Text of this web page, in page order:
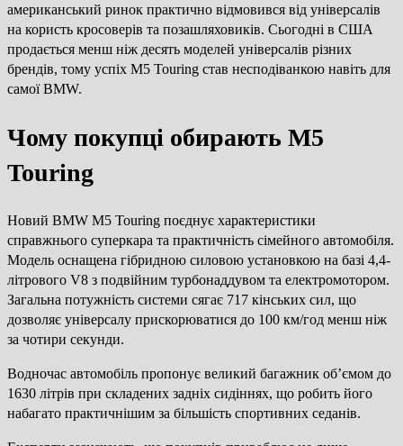
американський ринок практично відмовився від універсалів
на користь кросоверів та позашляховиків. Сьогодні в США
продається менш ніж десять моделей універсалів різних
брендів, тому успіх M5 Touring став несподіванкою навіть для
самої BMW.
Чому покупці обирають M5
Touring
Новий BMW M5 Touring поєднує характеристики
справжнього суперкара та практичність сімейного автомобіля.
Модель оснащена гібридною силовою установкою на базі 4,4-
літрового V8 з подвійним турбонаддувом та електромотором.
Загальна потужність системи сягає 717 кінських сил, що
дозволяє універсалу прискорюватися до 100 км/год менш ніж
за чотири секунди.
Водночас автомобіль пропонує великий багажник об’ємом до
1630 літрів при складених задніх сидіннях, що робить його
набагато практичнішим за більшість спортивних седанів.